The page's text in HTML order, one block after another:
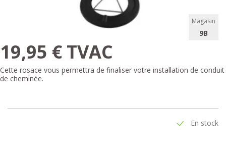
Magasin
9B
19,95 € TVAC
Cette rosace vous permettra de finaliser votre installation de conduit
de cheminée.
En stock